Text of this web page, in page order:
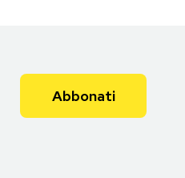
Abbonati